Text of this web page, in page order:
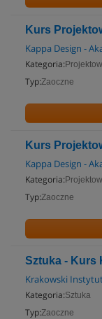
Kurs
Kappa Design -
Kategoria:
Typ:Zaoczne
Kurs
Kappa Design -
Kategoria:
Typ:Zaoczne
Sztuka - Kurs
Krakowski
Kategoria:Sztuka
Typ:Zaoczne